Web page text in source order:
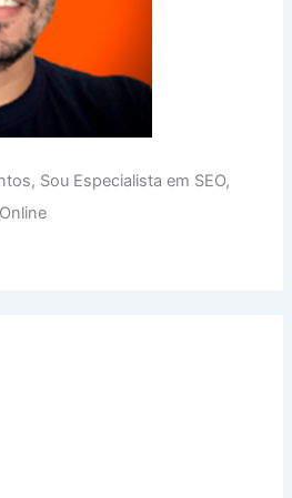
Sou Especialista em SEO,